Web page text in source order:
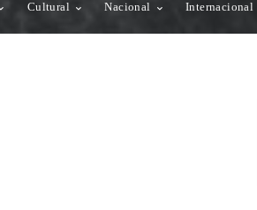
Cultural Nacional Internacional